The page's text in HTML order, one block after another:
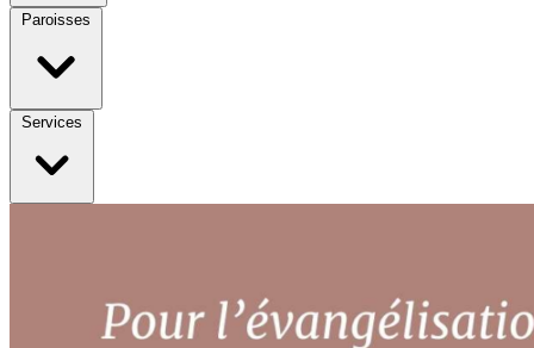
Paroisses
Services